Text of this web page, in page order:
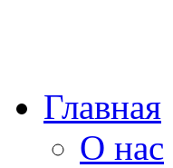
Главная
О нас